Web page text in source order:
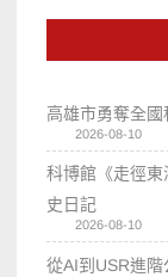
高雄市勇奪全
2026-08-10
科博館《走徑
史日記
2026-08-10
從AI到USR進